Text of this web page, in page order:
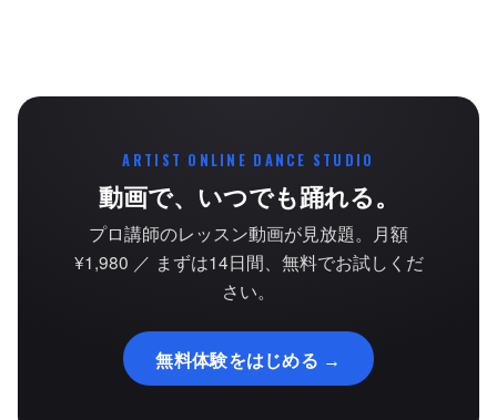
ARTIST ONLINE DANCE STUDIO
動画で、いつでも踊れる。
プロ講師のレッスン動画が見放題。月額
¥1,980 ／ まずは14日間、無料でお試しくだ
さい。
無料体験をはじめる →